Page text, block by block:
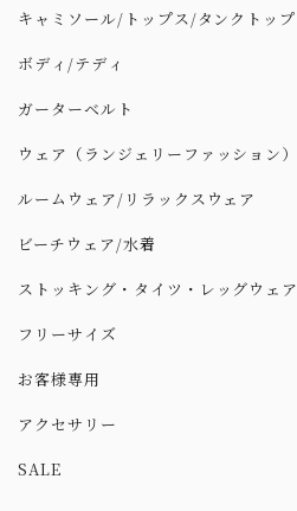
キャミソール/トップス/タンクトップ
ボディ/テディ
ガーターベルト
ウェア（ランジェリーファッション）
ルームウェア/リラックスウェア
ビーチウェア/水着
ストッキング・タイツ・レッグウェア
フリーサイズ
お客様専用
アクセサリー
SALE